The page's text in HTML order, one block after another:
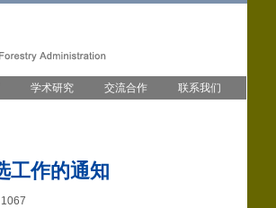
学术研究 交流合作 联系我们
工作的通知